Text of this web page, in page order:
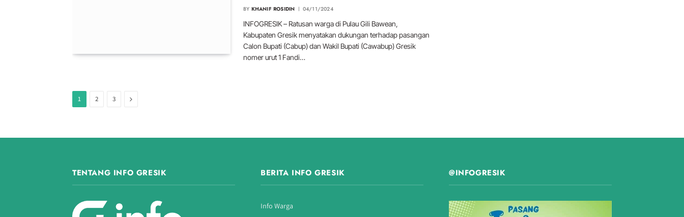
BY KHANIF ROSIDIN 04/11/2024
INFOGRESIK – Ratusan warga di Pulau Gili Bawean,
Kabupaten Gresik menyatakan dukungan terhadap pasangan
Calon Bupati (Cabup) dan Wakil Bupati (Cawabup) Gresik
nomer urut 1 Fandi…
1 2 3 Next
TENTANG INFO GRESIK BERITA INFO GRESIK
Info Warga
@INFOGRESIK